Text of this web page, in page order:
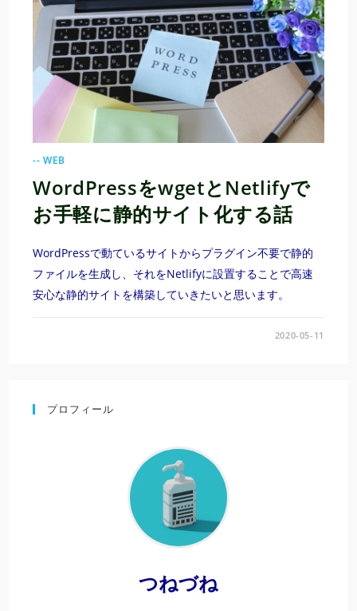
-- WEB
WordPressをwgetとNetlifyで
お手軽に静的サイト化する話
WordPressで動ているサイトからプラグイン不要で静的
ファイルを生成し、それをNetlifyに設置することで高速
安心な静的サイトを構築していきたいと思います。
2020-05-11
プロフィール
つねづね